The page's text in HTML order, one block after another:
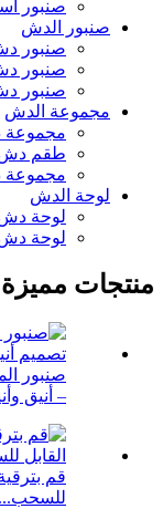
صنبور
صنبور الدش
صنبور
صنبور
صنبور
مجموعة الدش
مجموعة
طقم دش
مجموعة
لوحة الدش
لوحة
لوحة دش
منتجات مميزة
صنبور
– أنيق
للسحب...